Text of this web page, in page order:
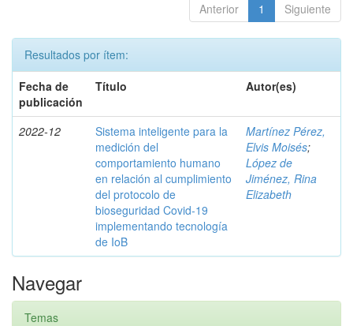
Anterior 1 Siguiente
Resultados por ítem:
Fecha de
publicación
Título Autor(es)
2022-12
Sistema inteligente para la
medición del
comportamiento humano
en relación al cumplimiento
del protocolo de
bioseguridad Covid-19
implementando tecnología
de IoB
Martínez Pérez,
Elvis Moisés;
López de
Jiménez, Rina
Elizabeth
Navegar
Temas